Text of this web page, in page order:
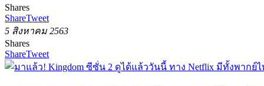
Shares
ShareTweet
5 สิงหาคม 2563
Shares
ShareTweet